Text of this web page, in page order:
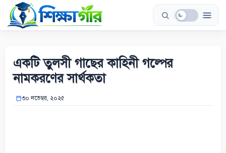
Skip
content
একটি তুলসী গাছের কাহিনী গল্পের
নামকরণের সার্থকতা
৩০ নভেম্বর, ২০২৫